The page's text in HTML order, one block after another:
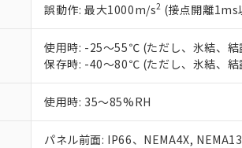
誤動作: 最大1000m/s2 (接点開離1ms
使用時: -25～55℃ (ただし、氷結、結
保存時: -40～80℃ (ただし、氷結、結
使用時: 35～85%RH
パネル前面: IP66、NEMA4X, NEMA13